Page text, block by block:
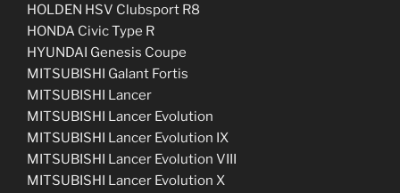
HOLDEN HSV Clubsport R8
HONDA Civic Type R
HYUNDAI Genesis Coupe
MITSUBISHI Galant Fortis
MITSUBISHI Lancer
MITSUBISHI Lancer Evolution
MITSUBISHI Lancer Evolution IX
MITSUBISHI Lancer Evolution VIII
MITSUBISHI Lancer Evolution X